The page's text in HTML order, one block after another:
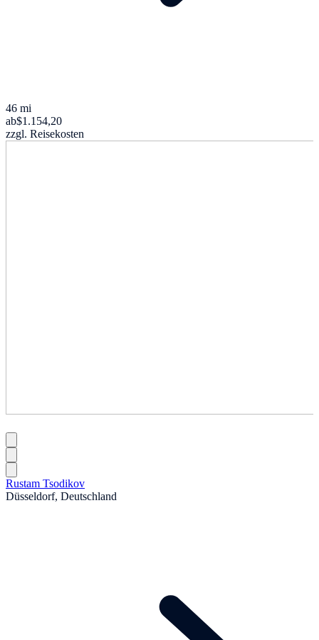
46 mi
ab$1.154,20
zzgl. Reisekosten
Rustam Tsodikov
Düsseldorf, Deutschland